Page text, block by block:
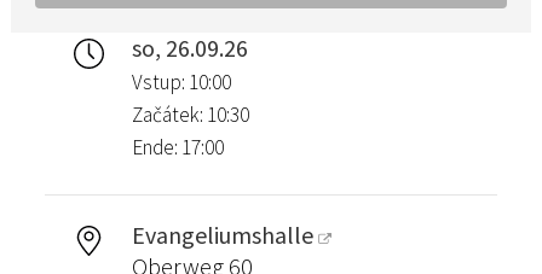
so, 26.09.26
Vstup: 10:00
Začátek: 10:30
Ende: 17:00
Evangeliumshalle
Oberweg 60